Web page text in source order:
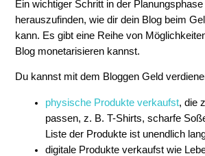
Ein wichtiger Schritt in der
herauszufinden, wie dir dein Blog beim
kann. Es gibt eine Reihe von
Blog monetarisieren kannst.
Du kannst mit dem Bloggen Geld
physische Produkte verkaufst, die
passen, z. B. T-Shirts, scharfe
Liste der Produkte ist unendlich
digitale Produkte verkaufst wie